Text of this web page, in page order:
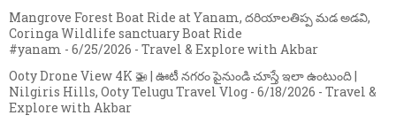
Mangrove Forest Boat Ride at Yanam, దరియాలతిప్ప మడ అడవి,
Coringa Wildlife sanctuary Boat Ride
#yanam - 6/25/2026 - Travel & Explore with Akbar
Ooty Drone View 4K 🚁 | ఊటీ నగరం పైనుండి చూస్తే ఇలా ఉంటుంది |
Nilgiris Hills, Ooty Telugu Travel Vlog - 6/18/2026 - Travel &
Explore with Akbar